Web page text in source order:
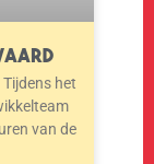
het
van de